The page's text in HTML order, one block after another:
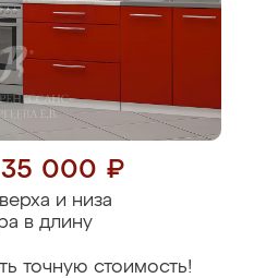
000 ₽
и низа
в длину
точную стоимость!